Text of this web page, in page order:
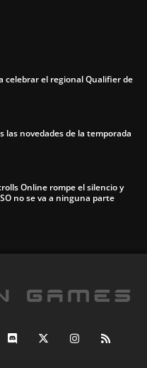
celebrar el regional Qualifier de
las novedades de la temporada
Online rompe el silencio y
no se va a ninguna parte